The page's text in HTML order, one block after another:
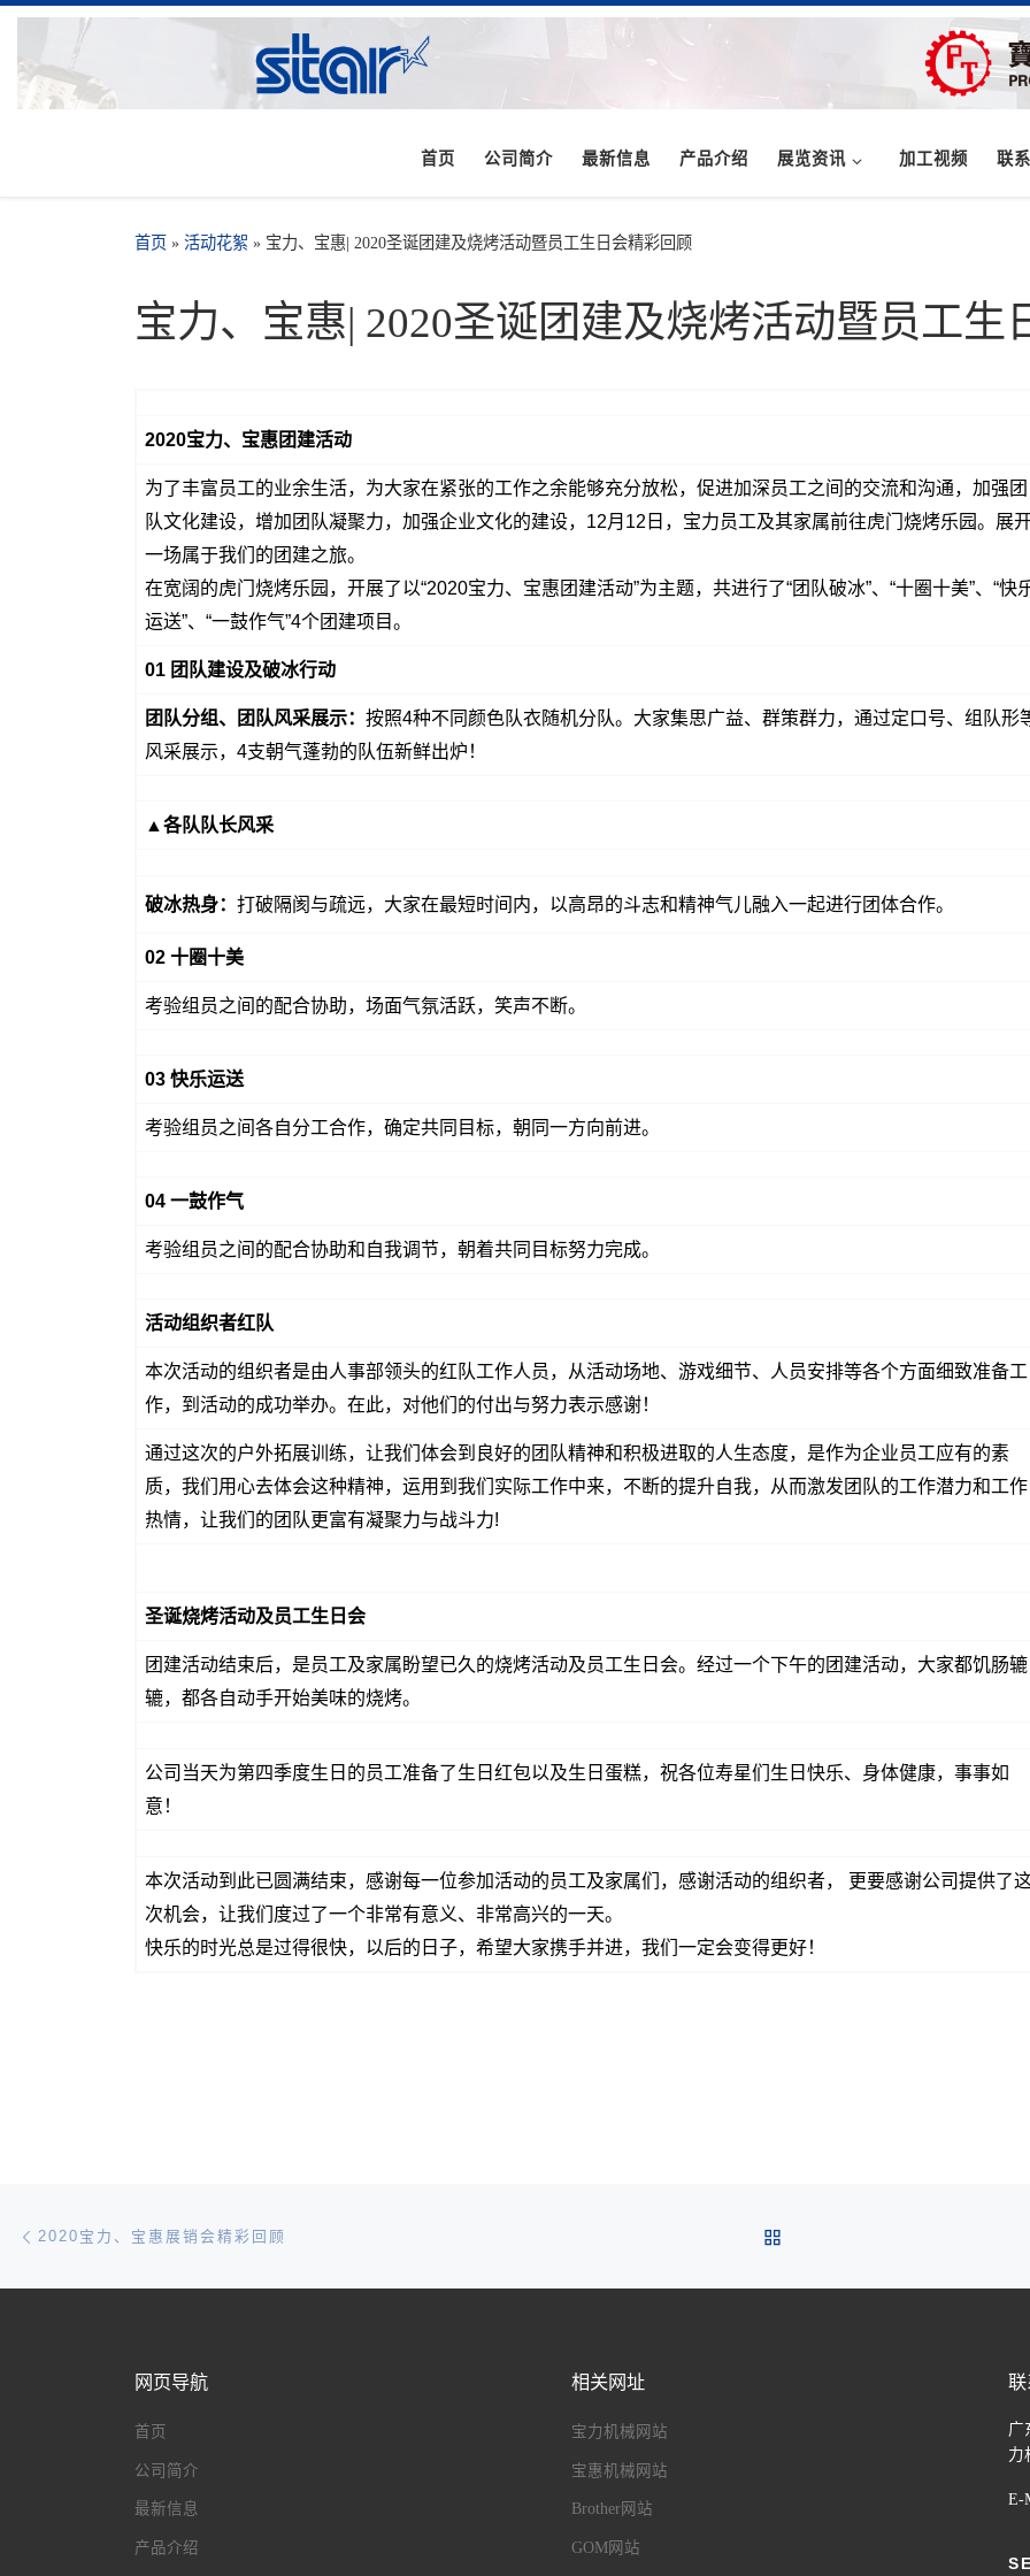
首页 公司简介 最新信息 产品介绍 展览资讯 加工视频 联
首页 » 活动花絮 » 宝力、宝惠| 2020圣诞团建及烧烤活动暨员工生日会精彩回顾
宝力、宝惠| 2020圣诞团建及烧烤活动暨员工生
2020宝力、宝惠团建活动
为了丰富员工的业余生活，为大家在紧张的工作之余能够充分放松，促进加深员工之间的交流和沟通，加强团
队文化建设，增加团队凝聚力，加强企业文化的建设，12月12日，宝力员工及其家属前往虎门烧烤乐园。展
一场属于我们的团建之旅。
在宽阔的虎门烧烤乐园，开展了以“2020宝力、宝惠团建活动”为主题，共进行了“团队破冰”、“十圈十美”、“快
运送”、“一鼓作气”4个团建项目。
01 团队建设及破冰行动
团队分组、团队风采展示： 按照4种不同颜色队衣随机分队。大家集思广益、群策群力，通过定口号、组队形
风采展示，4支朝气蓬勃的队伍新鲜出炉！
▲各队队长风采
破冰热身： 打破隔阂与疏远，大家在最短时间内，以高昂的斗志和精神气儿融入一起进行团体合作。
02 十圈十美
考验组员之间的配合协助，场面气氛活跃，笑声不断。
03 快乐运送
考验组员之间各自分工合作，确定共同目标，朝同一方向前进。
04 一鼓作气
考验组员之间的配合协助和自我调节，朝着共同目标努力完成。
活动组织者红队
本次活动的组织者是由人事部领头的红队工作人员，从活动场地、游戏细节、人员安排等各个方面细致准备工
作，到活动的成功举办。在此，对他们的付出与努力表示感谢！
通过这次的户外拓展训练，让我们体会到良好的团队精神和积极进取的人生态度，是作为企业员工应有的素
质，我们用心去体会这种精神，运用到我们实际工作中来，不断的提升自我，从而激发团队的工作潜力和工作
热情，让我们的团队更富有凝聚力与战斗力!
圣诞烧烤活动及员工生日会
团建活动结束后，是员工及家属盼望已久的烧烤活动及员工生日会。经过一个下午的团建活动，大家都饥肠辘
辘，都各自动手开始美味的烧烤。
公司当天为第四季度生日的员工准备了生日红包以及生日蛋糕，祝各位寿星们生日快乐、身体健康，事事如
意！
本次活动到此已圆满结束，感谢每一位参加活动的员工及家属们，感谢活动的组织者， 更要感谢公司提供了
次机会，让我们度过了一个非常有意义、非常高兴的一天。
快乐的时光总是过得很快，以后的日子，希望大家携手并进，我们一定会变得更好！
文章导航
2020宝力、宝惠展销会精彩回顾
网页导航
首页
公司简介
最新信息
产品介绍
相关网址
宝力机械网站
宝惠机械网站
Brother网站
GOM网站
联
广
力
E-